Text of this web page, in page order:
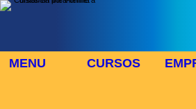
MENU CURSOS